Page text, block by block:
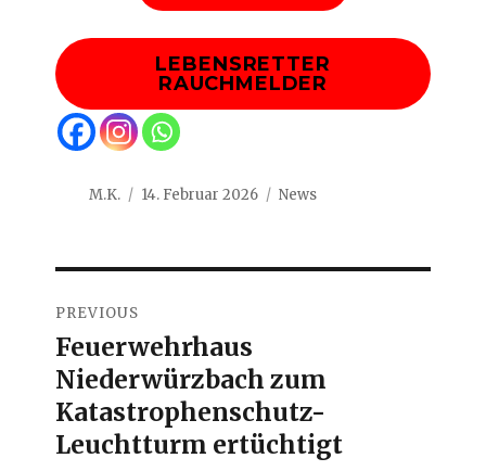
LEBENSRETTER
RAUCHMELDER
Author
M.K.
Posted
14. Februar 2026 Categories
News
PREVIOUS
Previous
post:
Feuerwehrhaus
Niederwürzbach zum
Katastrophenschutz-
Leuchtturm ertüchtigt